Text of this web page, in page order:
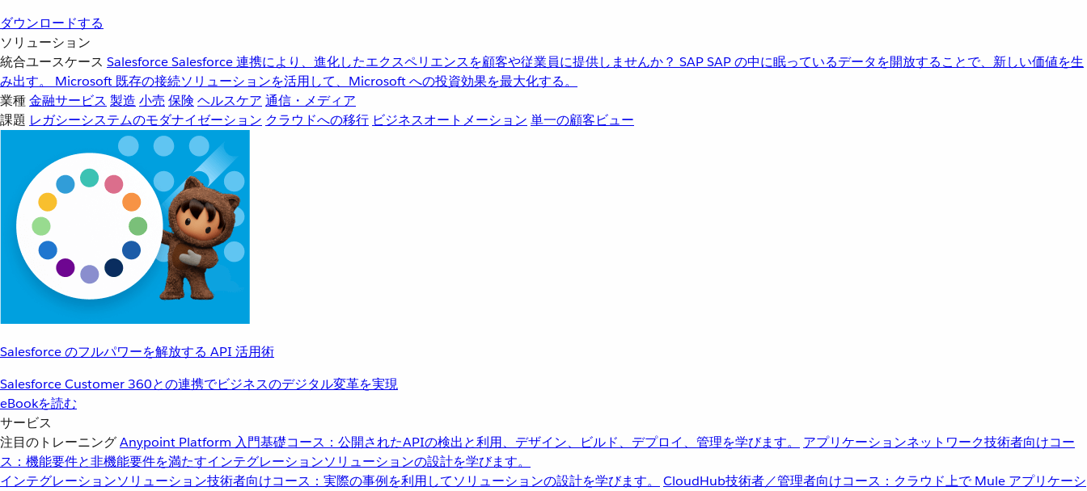
ダウンロードする
ソリューション
統合ユースケース SalesforceSalesforce 連携により、進化したエクスペリエンスを顧客や従業員に提供しませんか？ SAPSAP の中に眠っているデータを開放することで、新しい価値を生
み出す。
Microsoft 既存の接続ソリューションを活用して、Microsoft への投資効果を最大化する。
業種金融サービス 製造 小売 保険 ヘルスケア 通信・メディア
課題 レガシーシステムのモダナイゼーション クラウドへの移行 ビジネスオートメーション 単一の顧客ビュー
Salesforce のフルパワーを解放する API 活用術
Salesforce Customer 360との連携でビジネスのデジタル変革を実現
eBookを読む
サービス
注目のトレーニングAnypoint Platform 入門基礎コース：公開されたAPIの検出と利用、デザイン、ビルド、デプロイ、管理を学びます。 アプリケーションネットワーク技術者向けコー
ス：機能要件と非機能要件を満たすインテグレーションソリューションの設計を学びます。
インテグレーションソリューション技術者向けコース：実際の事例を利用してソリューションの設計を学びます。 CloudHub技術者／管理者向けコース：クラウド上で Mule アプリケーシ